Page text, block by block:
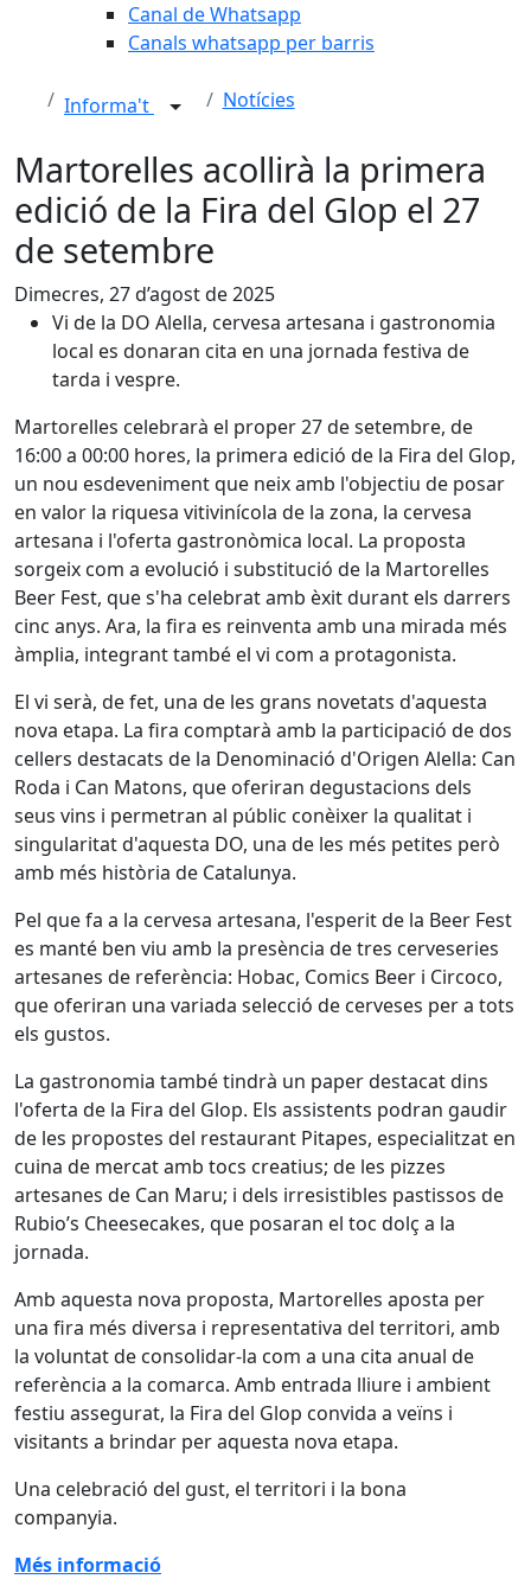
Canal de Whatsapp
Canals whatsapp per barris
Informa't Notícies
Martorelles acollirà la primera
edició de la Fira del Glop el 27
de setembre
Dimecres, 27 d’agost de 2025
Vi de la DO Alella, cervesa artesana i gastronomia
local es donaran cita en una jornada festiva de
tarda i vespre.
Martorelles celebrarà el proper 27 de setembre, de
16:00 a 00:00 hores, la primera edició de la Fira del Glop,
un nou esdeveniment que neix amb l'objectiu de posar
en valor la riquesa vitivinícola de la zona, la cervesa
artesana i l'oferta gastronòmica local. La proposta
sorgeix com a evolució i substitució de la Martorelles
Beer Fest, que s'ha celebrat amb èxit durant els darrers
cinc anys. Ara, la fira es reinventa amb una mirada més
àmplia, integrant també el vi com a protagonista.
El vi serà, de fet, una de les grans novetats d'aquesta
nova etapa. La fira comptarà amb la participació de dos
cellers destacats de la Denominació d'Origen Alella: Can
Roda i Can Matons, que oferiran degustacions dels
seus vins i permetran al públic conèixer la qualitat i
singularitat d'aquesta DO, una de les més petites però
amb més història de Catalunya.
Pel que fa a la cervesa artesana, l'esperit de la Beer Fest
es manté ben viu amb la presència de tres cerveseries
artesanes de referència: Hobac, Comics Beer i Circoco,
que oferiran una variada selecció de cerveses per a tots
els gustos.
La gastronomia també tindrà un paper destacat dins
l'oferta de la Fira del Glop. Els assistents podran gaudir
de les propostes del restaurant Pitapes, especialitzat en
cuina de mercat amb tocs creatius; de les pizzes
artesanes de Can Maru; i dels irresistibles pastissos de
Rubio’s Cheesecakes, que posaran el toc dolç a la
jornada.
Amb aquesta nova proposta, Martorelles aposta per
una fira més diversa i representativa del territori, amb
la voluntat de consolidar-la com a una cita anual de
referència a la comarca. Amb entrada lliure i ambient
festiu assegurat, la Fira del Glop convida a veïns i
visitants a brindar per aquesta nova etapa.
Una celebració del gust, el territori i la bona
companyia.
Més informació